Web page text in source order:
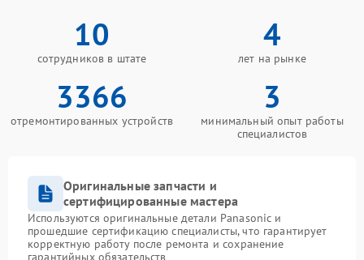
10
сотрудников в штате
4
лет на рынке
3366
отремонтированных устройств
3
минимальный опыт работы
специалистов
Оригинальные запчасти и
сертифицированные мастера
Используются оригинальные детали Panasonic и
прошедшие сертификацию специалисты, что гарантирует
корректную работу после ремонта и сохранение
гарантийных обязательств